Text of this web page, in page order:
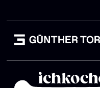
SVG Datei